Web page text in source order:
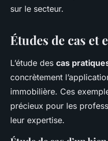
sur le secteur.
Études de cas et
L’étude des cas
concrètement
immobilière. Ces
précieux pour les
leur expertise.